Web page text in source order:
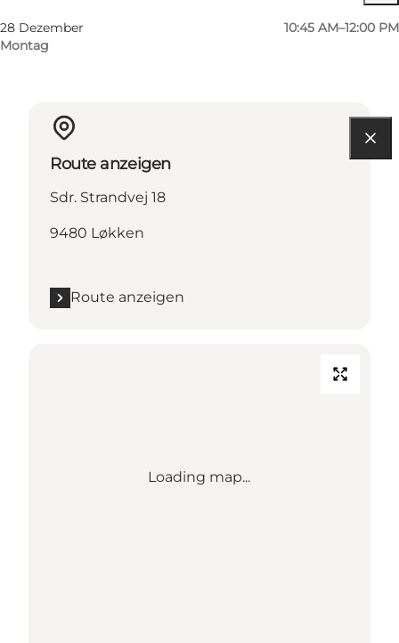
28 Dezember
Montag
10:45 AM–12:00 PM
Route anzeigen
Sdr. Strandvej 18
9480 Løkken
Route anzeigen
Loading map...